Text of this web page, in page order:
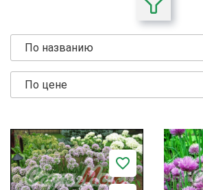
По названию
По цене